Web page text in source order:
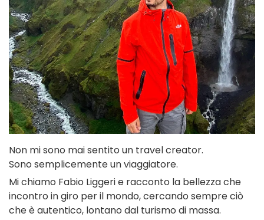
Non mi sono mai sentito un travel creator.
Sono semplicemente un viaggiatore.
Mi chiamo Fabio Liggeri e racconto la bellezza che
incontro in giro per il mondo, cercando sempre ciò
che è autentico, lontano dal turismo di massa.